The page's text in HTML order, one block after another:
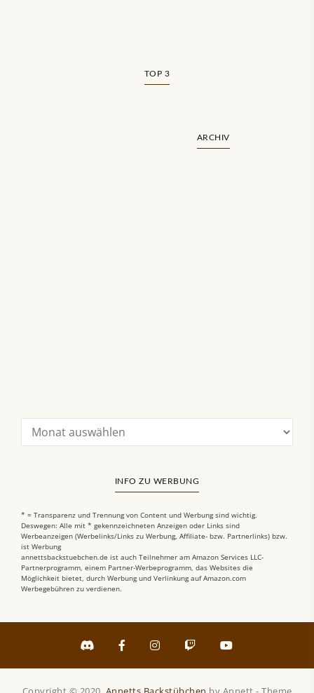
TOP 3
ARCHIV
INFO ZU WERBUNG
* = Transparenz und Trennung von Content und Werbung sind wichtig.
Deswegen: Alle mit * gekennzeichneten Anzeigen oder Links sind
Werbeanzeigen (Werbelinks/Links zu Werbung, Affiliate- bzw. Partnerlinks) bzw.
ist Werbung
annettsbackstuebchen.de ist auch Teilnehmer am Amazon Services LLC-
Partnerprogramm, einem Partner-Werbeprogramm, das Websites die
Möglichkeit bietet, durch Werbung und Verlinkung auf Amazon.com
Werbegebühren zu verdienen.